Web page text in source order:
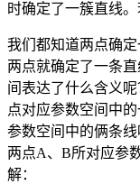
时确定了一簇直线
我们都知道两点确
两点就确定了一条
间表达了什么含义
点对应参数空间中
参数空间中的俩条
两点A、B所对应参
解：